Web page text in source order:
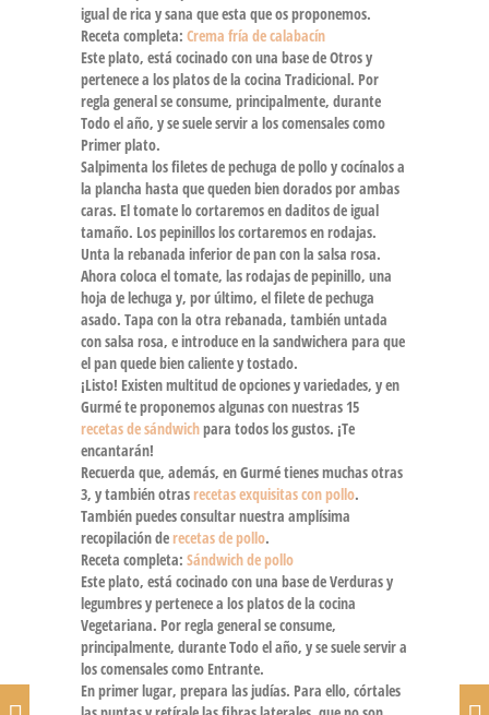
igual de rica y sana que esta que os proponemos.
Receta completa: Crema fría de calabacín
Este plato, está cocinado con una base de Otros y
pertenece a los platos de la cocina Tradicional. Por
regla general se consume, principalmente, durante
Todo el año, y se suele servir a los comensales como
Primer plato.
Salpimenta los filetes de pechuga de pollo y cocínalos a
la plancha hasta que queden bien dorados por ambas
caras. El tomate lo cortaremos en daditos de igual
tamaño. Los pepinillos los cortaremos en rodajas.
Unta la rebanada inferior de pan con la salsa rosa.
Ahora coloca el tomate, las rodajas de pepinillo, una
hoja de lechuga y, por último, el filete de pechuga
asado. Tapa con la otra rebanada, también untada
con salsa rosa, e introduce en la sandwichera para que
el pan quede bien caliente y tostado.
¡Listo! Existen multitud de opciones y variedades, y en
Gurmé te proponemos algunas con nuestras 15
recetas de sándwichpara todos los gustos. ¡Te
encantarán!
Recuerda que, además, en Gurmé tienes muchas otras
3, y también otrasrecetas exquisitas con pollo.
También puedes consultar nuestra amplísima
recopilación derecetas de pollo.
Receta completa: Sándwich de pollo
Este plato, está cocinado con una base de Verduras y
legumbres y pertenece a los platos de la cocina
Vegetariana. Por regla general se consume,
principalmente, durante Todo el año, y se suele servir a
los comensales como Entrante.
En primer lugar, prepara las judías. Para ello, córtales